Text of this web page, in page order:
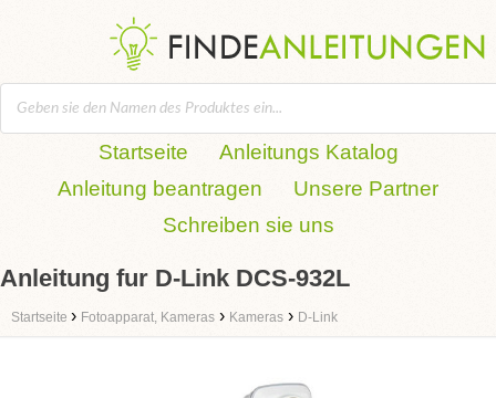
Startseite
Anleitungs Katalog
Anleitung beantragen
Unsere Partner
Schreiben sie uns
Anleitung fur D-Link DCS-932L
Startseite › Fotoapparat, Kameras › Kameras › D-Link